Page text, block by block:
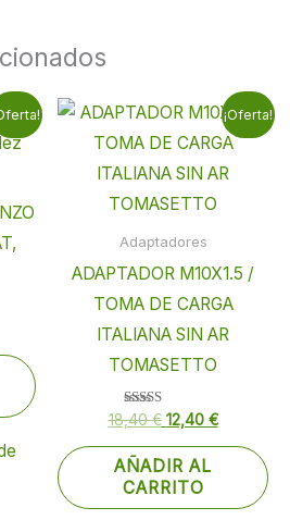
¡Oferta!
Adaptadores
ADAPTADOR M10X1.5 /
TOMA DE CARGA
ITALIANA SIN AR
TOMASETTO
Valorado
con
5.00
de 5
18,40€
El
original
era:
18,40 €.
12,40 €
El
precio
actual
es:
12,40 €.
AÑADIR AL
CARRITO